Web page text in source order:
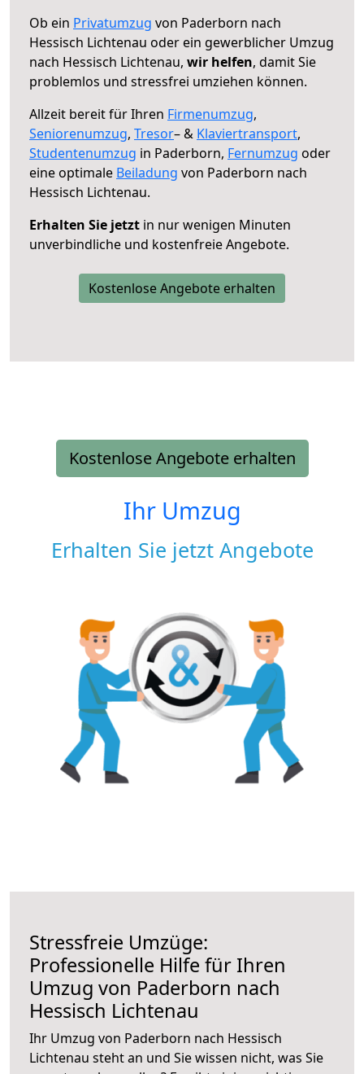
Ob ein Privatumzug von Paderborn nach
Hessisch Lichtenau oder ein gewerblicher Umzug
nach Hessisch Lichtenau, wir helfen, damit Sie
problemlos und stressfrei umziehen können.
Allzeit bereit für Ihren Firmenumzug,
Seniorenumzug, Tresor– & Klaviertransport,
Studentenumzug in Paderborn, Fernumzug oder
eine optimale Beiladung von Paderborn nach
Hessisch Lichtenau.
Erhalten Sie jetzt in nur wenigen Minuten
unverbindliche und kostenfreie Angebote.
Kostenlose Angebote erhalten
Kostenlose Angebote erhalten
Ihr Umzug
Erhalten Sie jetzt Angebote
Stressfreie Umzüge:
Professionelle Hilfe für Ihren
Umzug von Paderborn nach
Hessisch Lichtenau
Ihr Umzug von Paderborn nach Hessisch
Lichtenau steht an und Sie wissen nicht, was Sie